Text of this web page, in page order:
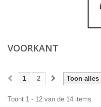
VOORKANT
Toon alles
1 2
Toont 1 - 12 van de 14 items